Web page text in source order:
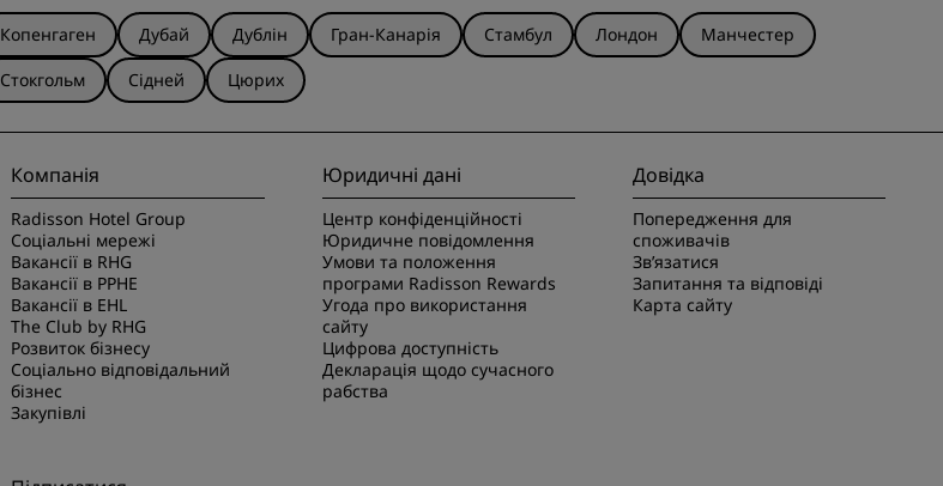
Копенгаген Дубай Дублін Гран-Канарія Стамбул Лондон
Манчестер
Стокгольм Сідней Цюрих
Компанія
Radisson Hotel Group
Соціальні мережі
Вакансії в RHG
Вакансії в PPHE
Вакансії в EHL
The Club by RHG
Розвиток бізнесу
Соціально відповідальний
бізнес
Закупівлі
Юридичні дані
Центр конфіденційності
Юридичне повідомлення
Умови та положення
програми Radisson Rewards
Угода про використання
сайту
Цифрова доступність
Декларація щодо сучасного
рабства
Довідка
Попередження для
споживачів
Зв’язатися
Запитання та відповіді
Карта сайту